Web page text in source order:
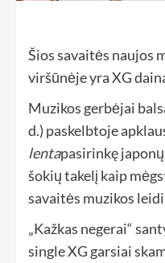
Šios savaitės naujos
viršūnėje yra XG
Muzikos gerbėjai
d.) paskelbtoje
lentapasirinkę
šokių takelį kaip
savaitės muzikos
„Kažkas negerai“
single XG garsiai